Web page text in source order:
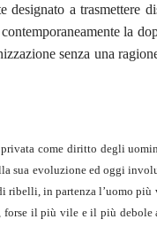
a trasmettere
la
senza una
come diritto degli
sua evoluzione ed oggi
in partenza l’uomo
il più vile e il più